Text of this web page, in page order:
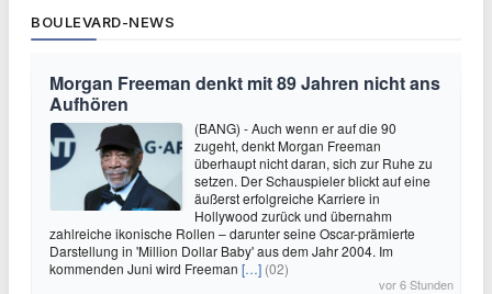
BOULEVARD-NEWS
Morgan Freeman denkt mit 89 Jahren nicht ans
Aufhören
(BANG) - Auch wenn er auf die 90
zugeht, denkt Morgan Freeman
überhaupt nicht daran, sich zur Ruhe zu
setzen. Der Schauspieler blickt auf eine
äußerst erfolgreiche Karriere in
Hollywood zurück und übernahm
zahlreiche ikonische Rollen – darunter seine Oscar-prämierte
Darstellung in 'Million Dollar Baby' aus dem Jahr 2004. Im
kommenden Juni wird Freeman […] (02)
vor 6 Stunden